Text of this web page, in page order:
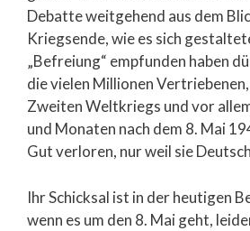
Debatte weitgehend aus dem
Kriegsende, wie es sich
„Befreiung“ empfunden haben
die vielen Millionen Vertriebenen,
Zweiten Weltkriegs und vor
und Monaten nach dem 8. Mai
Gut verloren, nur weil sie
Ihr Schicksal ist in der heutigen
wenn es um den 8. Mai geht,